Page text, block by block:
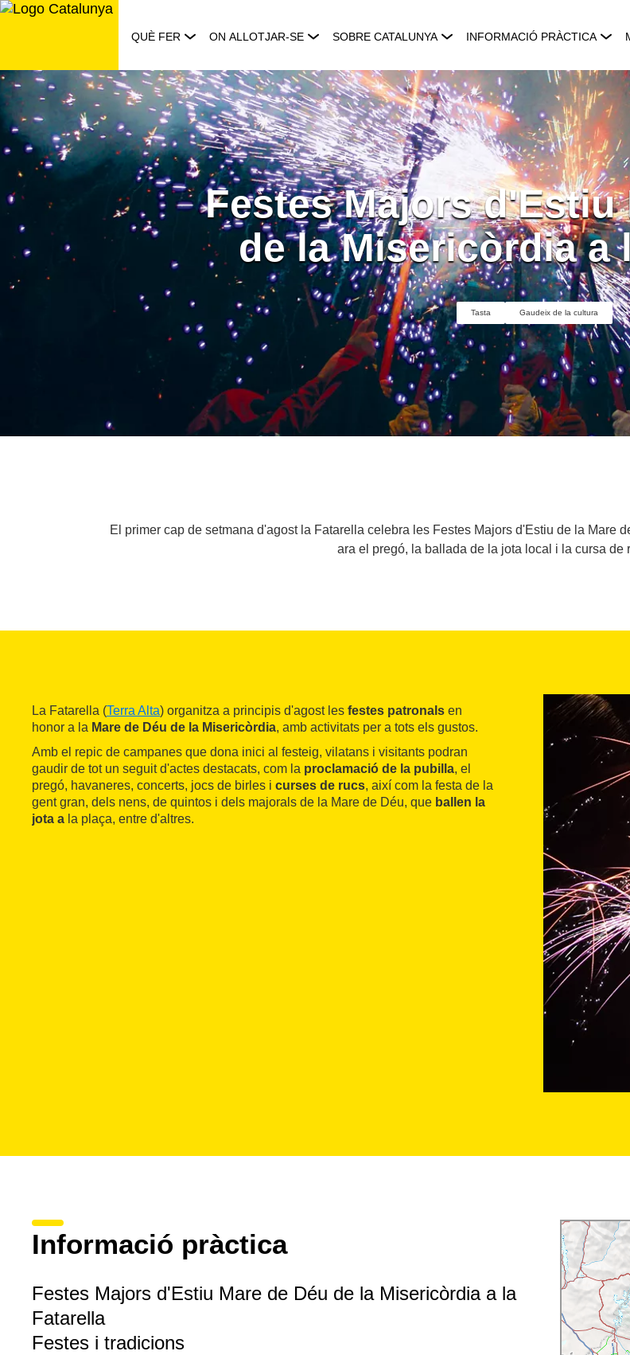
Saltar
QUÈ FER ON ALLOTJAR-SE SOBRE CATALUNYA INFORMACIÓ PRÀCTICA
Festes Majors d'Estiu
de la Misericòrdia a
Tasta Gaudeix de la cultura
El primer cap de setmana d'agost la Fatarella celebra les Festes Majors d'Estiu de la Mare
ara el pregó, la ballada de la jota local i la cursa de
La Fatarella (Terra Alta) organitza a principis d'agost les festes patronals en
honor a la Mare de Déu de la Misericòrdia, amb activitats per a tots els gustos.
Amb el repic de campanes que dona inici al festeig, vilatans i visitants podran
gaudir de tot un seguit d'actes destacats, com la proclamació de la pubilla, el
pregó, havaneres, concerts, jocs de birles i curses de rucs, així com la festa de la
gent gran, dels nens, de quintos i dels majorals de la Mare de Déu, que ballen la
jota a la plaça, entre d'altres.
Informació pràctica
Festes Majors d'Estiu Mare de Déu de la Misericòrdia a la
Fatarella
Festes i tradicions